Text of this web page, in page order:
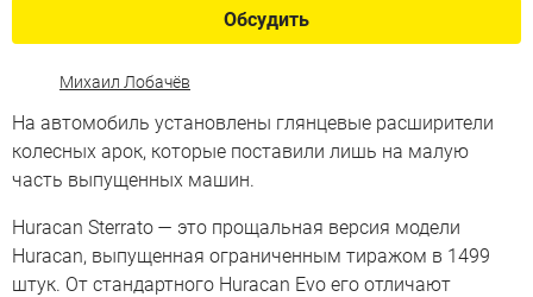
Обсудить
Михаил Лобачёв
На автомобиль установлены глянцевые расширители
колесных арок, которые поставили лишь на малую
часть выпущенных машин.
Huracan Sterrato — это прощальная версия модели
Huracan, выпущенная ограниченным тиражом в 1499
штук. От стандартного Huracan Evo его отличают